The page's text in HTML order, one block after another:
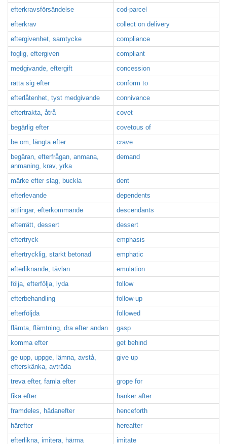
efterkravsförsändelse
cod-parcel
efterkrav
collect on delivery
eftergivenhet, samtycke
compliance
foglig, eftergiven
compliant
medgivande, eftergift
concession
rätta sig efter
conform to
efterlåtenhet, tyst medgivande
connivance
eftertrakta, åtrå
covet
begärlig efter
covetous of
be om, längta efter
crave
begäran, efterfrågan, anmana,
anmaning, krav, yrka
demand
märke efter slag, buckla
dent
efterlevande
dependents
ättlingar, efterkommande
descendants
efterrätt, dessert
dessert
eftertryck
emphasis
eftertrycklig, starkt betonad
emphatic
efterliknande, tävlan
emulation
följa, efterfölja, lyda
follow
efterbehandling
follow-up
efterföljda
followed
flämta, flämtning, dra efter andan
gasp
komma efter
get behind
ge upp, uppge, lämna, avstå,
efterskänka, avträda
give up
treva efter, famla efter
grope for
fika efter
hanker after
framdeles, hädanefter
henceforth
härefter
hereafter
efterlikna, imitera, härma
imitate